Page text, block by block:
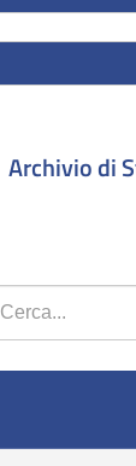
Archivio di
Cerca nel sito